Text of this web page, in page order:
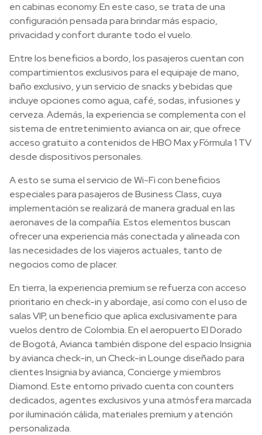
en cabinas economy. En este caso, se trata de una
configuración pensada para brindar más espacio,
privacidad y confort durante todo el vuelo.
Entre los beneficios a bordo, los pasajeros cuentan con
compartimientos exclusivos para el equipaje de mano,
baño exclusivo, y un servicio de snacks y bebidas que
incluye opciones como agua, café, sodas, infusiones y
cerveza. Además, la experiencia se complementa con el
sistema de entretenimiento avianca on air, que ofrece
acceso gratuito a contenidos de HBO Max y Fórmula 1 TV
desde dispositivos personales.
A esto se suma el servicio de Wi-Fi con beneficios
especiales para pasajeros de Business Class, cuya
implementación se realizará de manera gradual en las
aeronaves de la compañía. Estos elementos buscan
ofrecer una experiencia más conectada y alineada con
las necesidades de los viajeros actuales, tanto de
negocios como de placer.
En tierra, la experiencia premium se refuerza con acceso
prioritario en check-in y abordaje, así como con el uso de
salas VIP, un beneficio que aplica exclusivamente para
vuelos dentro de Colombia. En el aeropuerto El Dorado
de Bogotá, Avianca también dispone del espacio Insignia
by avianca check-in, un Check-in Lounge diseñado para
clientes Insignia by avianca, Concierge y miembros
Diamond. Este entorno privado cuenta con counters
dedicados, agentes exclusivos y una atmósfera marcada
por iluminación cálida, materiales premium y atención
personalizada.